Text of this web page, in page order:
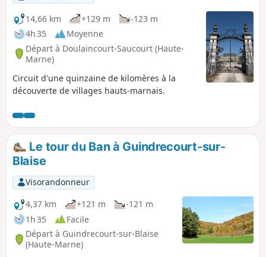
14,66 km
+129 m
-123 m
4h 35
Moyenne
Départ à Doulaincourt-Saucourt (Haute-
Marne)
Circuit d'une quinzaine de kilomères à la
découverte de villages hauts-marnais.
Le tour du Ban à Guindrecourt-sur-
Blaise
Visorandonneur
4,37 km
+121 m
-121 m
1h 35
Facile
Départ à Guindrecourt-sur-Blaise
(Haute-Marne)